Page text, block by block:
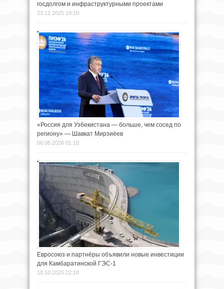
госдолгом и инфраструктурными проектами
23.12.2025 19:10
«Россия для Узбекистана — больше, чем сосед по
региону» — Шавкат Мирзиёев
06.06.2026 01:10
Евросоюз и партнёры объявили новые инвестиции
для Камбаратинской ГЭС-1
10.10.2025 22:10